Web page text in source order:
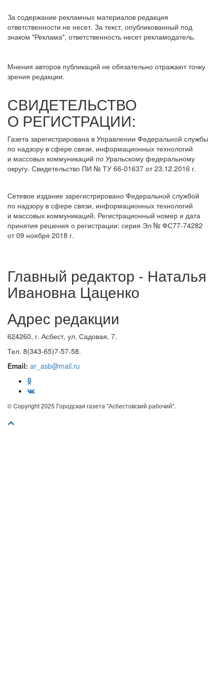
За содержание рекламных материалов редакция
ответственности не несет. За текст, опубликованный под
знаком "Реклама", ответственность несет рекламодатель.
Мнения авторов публикаций не обязательно отражают точку
зрения редакции.
СВИДЕТЕЛЬСТВО
О РЕГИСТРАЦИИ:
Газета зарегистрирована в Управлении Федеральной службы
по надзору в сфере связи, информационных технологий
и массовых коммуникаций по Уральскому федеральному
округу. Свидетельство ПИ № ТУ 66-01637 от 23.12.2016 г.
Сетевое издание зарегистрировано Федеральной службой
по надзору в сфере связи, информационных технологий
и массовых коммуникаций. Регистрационный номер и дата
принятия решения о регистрации: серия Эл № ФС77-74282
от 09 ноября 2018 г.
Главный редактор - Наталья
Ивановна Цаценко
Адрес редакции
624260, г. Асбест, ул. Садовая, 7.
Тел. 8(343-65)7-57-58.
Email: ar_asb@mail.ru
© Copyright 2025 Городская газета "Асбестовский рабочий".